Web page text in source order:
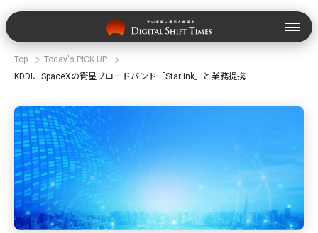
Top
Today's PICK UP
KDDI、SpaceXの衛星ブロードバンド「Starlink」と業務提携